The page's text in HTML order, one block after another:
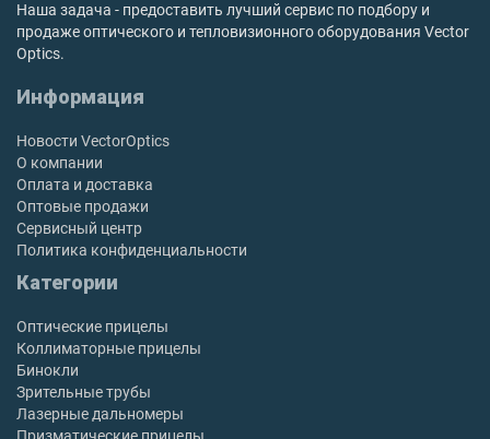
Наша задача - предоставить лучший сервис по подбору и
продаже оптического и тепловизионного оборудования Vector
Optics.
Информация
Новости VectorOptics
О компании
Оплата и доставка
Оптовые продажи
Сервисный центр
Политика конфиденциальности
Категории
Оптические прицелы
Коллиматорные прицелы
Бинокли
Зрительные трубы
Лазерные дальномеры